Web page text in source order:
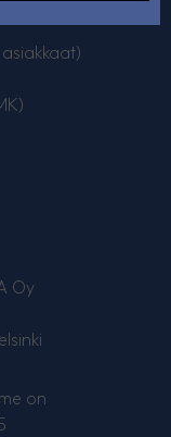
Oy
on